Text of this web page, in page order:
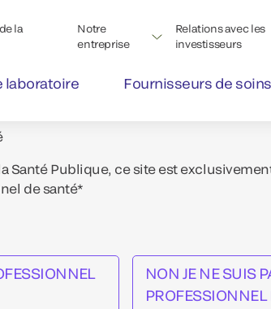
la
Notre
entreprise
Relations avec les
investisseurs
laboratoire Fournisseurs de
Santé Publique, ce site est
de santé*
NON JE NE SUIS